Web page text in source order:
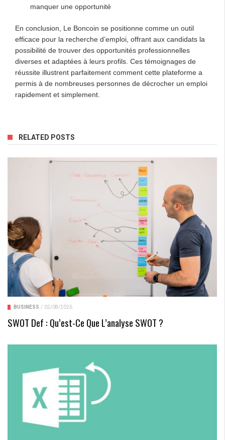
manquer une opportunité
En conclusion, Le Boncoin se positionne comme un outil
efficace pour la recherche d’emploi, offrant aux candidats la
possibilité de trouver des opportunités professionnelles
diverses et adaptées à leurs profils. Ces témoignages de
réussite illustrent parfaitement comment cette plateforme a
permis à de nombreuses personnes de décrocher un emploi
rapidement et simplement.
RELATED POSTS
BUSINESS / 02/08/2026
SWOT Def : Qu’est-Ce Que L’analyse SWOT ?